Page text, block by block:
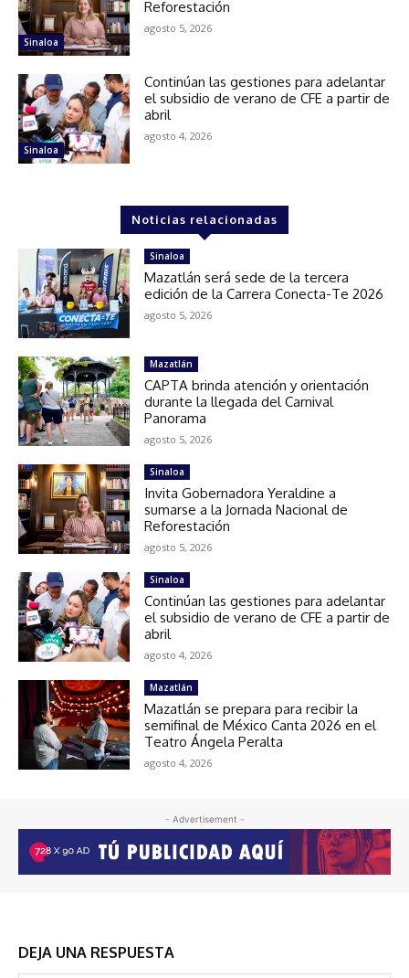
Sinaloa
Reforestación
agosto 5, 2026
Sinaloa
Continúan las gestiones para adelantar
el subsidio de verano de CFE a partir de
abril
agosto 4, 2026
Noticias relacionadas
Sinaloa
Mazatlán será sede de la tercera
edición de la Carrera Conecta-Te 2026
agosto 5, 2026
Mazatlán
CAPTA brinda atención y orientación
durante la llegada del Carnival
Panorama
agosto 5, 2026
Sinaloa
Invita Gobernadora Yeraldine a
sumarse a la Jornada Nacional de
Reforestación
agosto 5, 2026
Sinaloa
Continúan las gestiones para adelantar
el subsidio de verano de CFE a partir de
abril
agosto 4, 2026
Mazatlán
Mazatlán se prepara para recibir la
semifinal de México Canta 2026 en el
Teatro Ángela Peralta
agosto 4, 2026
- Advertisement -
DEJA UNA RESPUESTA